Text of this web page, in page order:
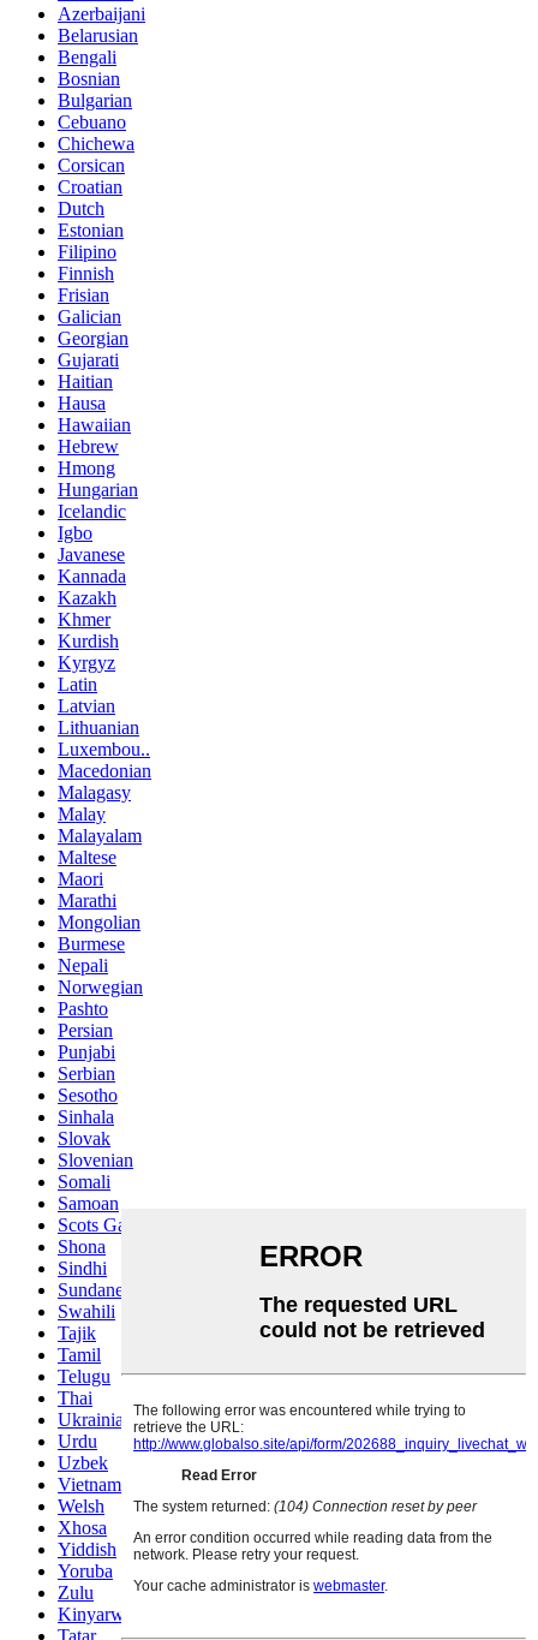
Azerbaijani
Belarusian
Bengali
Bosnian
Bulgarian
Cebuano
Chichewa
Corsican
Croatian
Dutch
Estonian
Filipino
Finnish
Frisian
Galician
Georgian
Gujarati
Haitian
Hausa
Hawaiian
Hebrew
Hmong
Hungarian
Icelandic
Igbo
Javanese
Kannada
Kazakh
Khmer
Kurdish
Kyrgyz
Latin
Latvian
Lithuanian
Luxembou..
Macedonian
Malagasy
Malay
Malayalam
Maltese
Maori
Marathi
Mongolian
Burmese
Nepali
Norwegian
Pashto
Persian
Punjabi
Serbian
Sesotho
Sinhala
Slovak
Slovenian
Somali
Samoan
Scots Gaelic
Shona
Sindhi
Sundanese
Swahili
Tajik
Tamil
Telugu
Thai
Ukrainian
Urdu
Uzbek
Vietnamese
Welsh
Xhosa
Yiddish
Yoruba
Zulu
Kinyarwanda